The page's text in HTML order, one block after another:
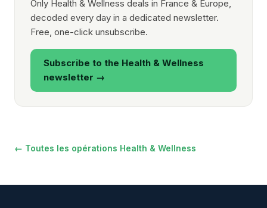
Only Health & Wellness deals in France & Europe,
decoded every day in a dedicated newsletter.
Free, one-click unsubscribe.
Subscribe to the Health & Wellness
newsletter →
← Toutes les opérations Health & Wellness